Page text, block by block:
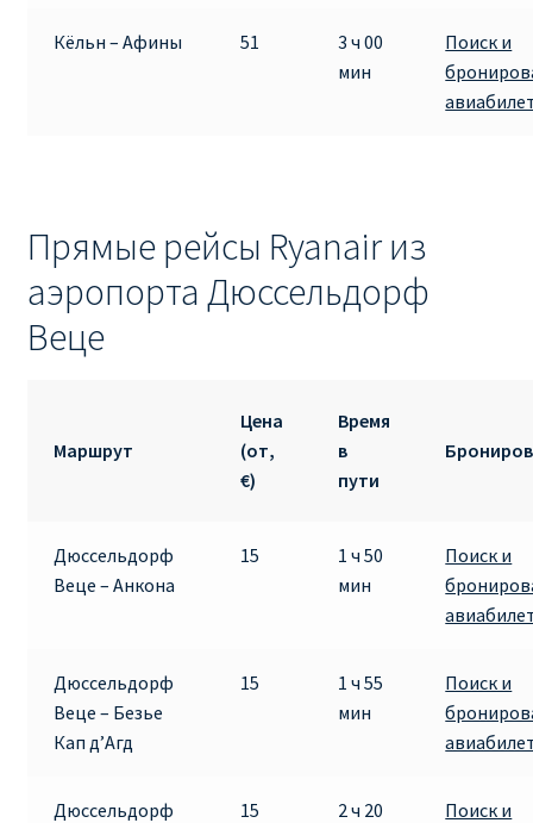
Кёльн – Афины 51
3 ч 00
мин
Поиск и
Прямые рейсы Ryanair из
аэропорта Дюссельдорф
Веце
Маршрут
Цена
(от,
€)
Время
в
пути
Дюссельдорф
Веце – Анкона
15
1 ч 50
мин
Поиск и
Дюссельдорф
Веце – Безье
Кап д’Агд
15
1 ч 55
мин
Поиск и
Дюссельдорф
15
2 ч 20
Поиск и